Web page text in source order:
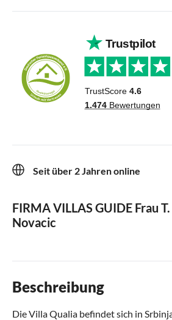
Seit über 2 Jahren online
FIRMA VILLAS GUIDE Frau T.
Novacic
Beschreibung
Die Villa Qualia befindet sich in